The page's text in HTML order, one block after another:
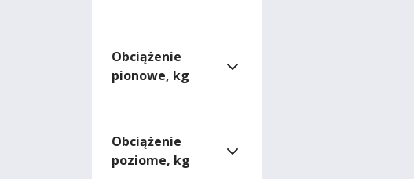
Obciążenie
pionowe, kg
Obciążenie
poziome, kg